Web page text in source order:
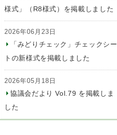
様式」（R8様式）を掲載しました
2026年06月23日
「みどりチェック」チェックシー
トの新様式を掲載しました
2026年05月18日
協議会だより Vol.79 を掲載しま
した